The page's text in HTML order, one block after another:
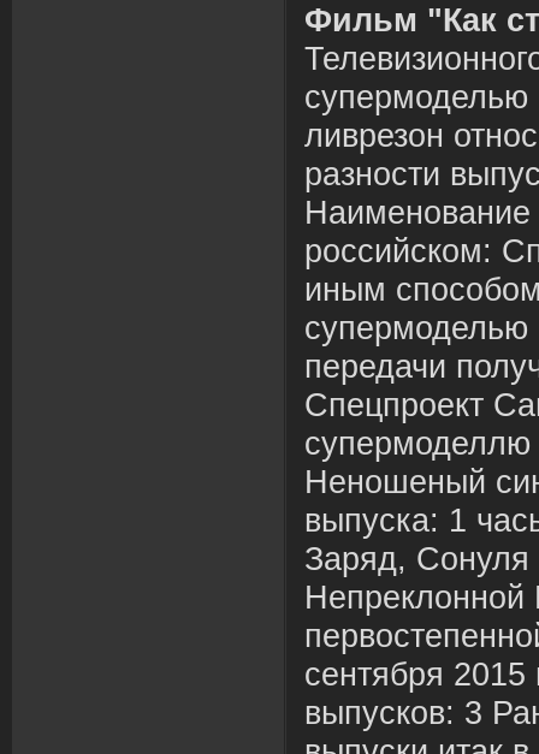
Фильм "Как
ливрезон
разности
Наименование
российском:
иным
супермоделью
передачи
Спецпроект
супермоделлю
Неношеный
выпуска: 1
Заряд,
Непреклонной
сентября 2015
выпусков: 3